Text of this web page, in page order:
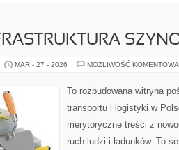
MAR - 27 - 2026 MOŻLIWOŚĆ
To rozbudowana witryna
transportu i logistyki w
merytoryczne treści z
ruch ludzi i ładunków. To